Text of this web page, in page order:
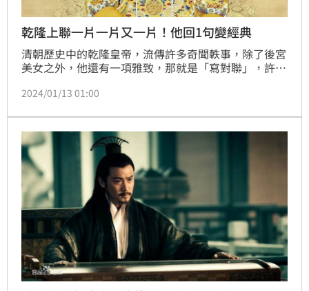
乾隆上聯一片一片又一片！他回1句變經典
清朝歷史中的乾隆皇帝，流傳許多奇聞軼事，除了後宮
美女之外，他還有一項雅致，那就是「寫對聯」，許多
聯都「很有學問」，其中就有一段內容十分通俗有趣。
2024/01/13 01:00